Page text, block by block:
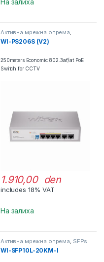
На залиха
Активна мрежна опрема,
Свичеви
WI-PS206S (V2)
250meters Economic 802.3af/at PoE
Switch for CCTV
1.910,00 den
includes 18% VAT
На залиха
Активна мрежна опрема, SFPs
WI-SFP10L-20KM-I